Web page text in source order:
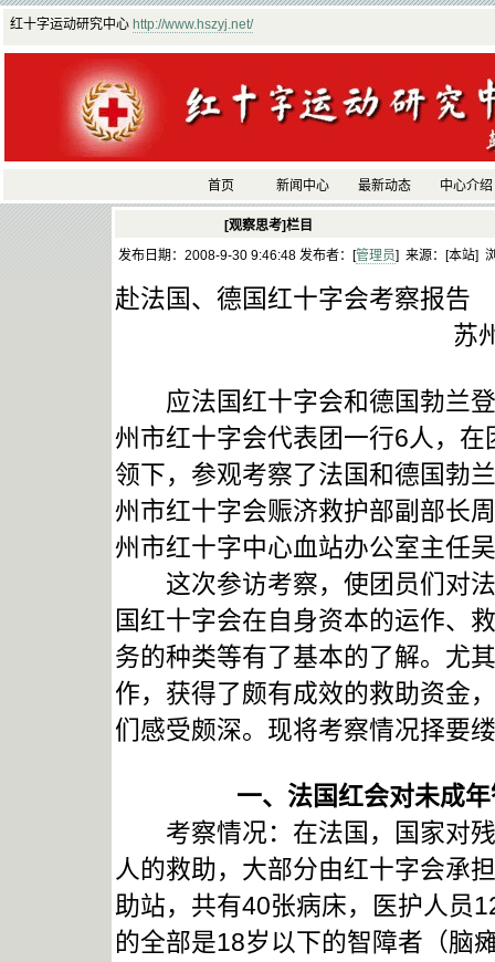
红十字运动研究中心 http://www.hszyj.net/
首页 新闻中心 最新动态 中心介绍
[观察思考]栏目
发布日期：2008-9-30 9:46:48 发布者：[管理员] 来源：[本站]
赴法国、德国红十字会考察报告
苏
应法国红十字会和德国勃兰登
州市红十字会代表团一行6人，
领下，参观考察了法国和德国勃
州市红十字会赈济救护部副部长
州市红十字中心血站办公室主任
这次参访考察，使团员们对法
国红十字会在自身资本的运作、
务的种类等有了基本的了解。尤
作，获得了颇有成效的救助资金
们感受颇深。现将考察情况择要
一、法国红会对未成
考察情况：在法国，国家对残
人的救助，大部分由红十字会承
助站，共有40张病床，医护人员
的全部是18岁以下的智障者（脑